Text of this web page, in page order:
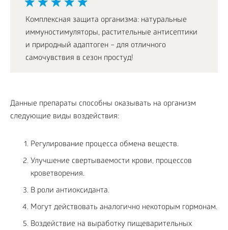
Комплексная защита организма: натуральные
иммуностимуляторы, растительные антисептики
и природный адаптоген – для отличного
самочувствия в сезон простуд!
Данные препараты способны оказывать на организм
следующие виды воздействия:
Регулирование процесса обмена веществ.
Улучшение свертываемости крови, процессов
кроветворения.
В роли антиоксиданта.
Могут действовать аналогично некоторым гормонам.
Воздействие на выработку пищеварительных